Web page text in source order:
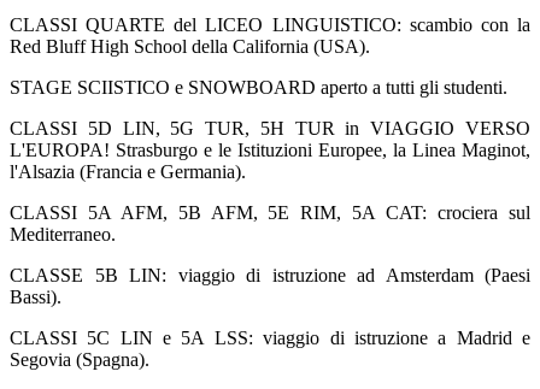
CLASSI QUARTE del LICEO LINGUISTICO: scambio con la
Red Bluff High School della California (USA).
STAGE SCIISTICO e SNOWBOARD aperto a tutti gli studenti.
CLASSI 5D LIN, 5G TUR, 5H TUR in VIAGGIO VERSO
L'EUROPA! Strasburgo e le Istituzioni Europee, la Linea Maginot,
l'Alsazia (Francia e Germania).
CLASSI 5A AFM, 5B AFM, 5E RIM, 5A CAT: crociera sul
Mediterraneo.
CLASSE 5B LIN: viaggio di istruzione ad Amsterdam (Paesi
Bassi).
CLASSI 5C LIN e 5A LSS: viaggio di istruzione a Madrid e
Segovia (Spagna).